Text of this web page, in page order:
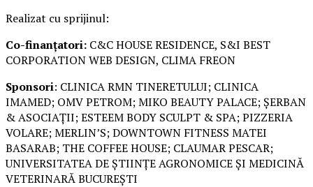
Realizat cu sprijinul:
Co-finanțatori: C&C HOUSE RESIDENCE, S&I BEST
CORPORATION WEB DESIGN, CLIMA FREON
Sponsori: CLINICA RMN TINERETULUI; CLINICA
IMAMED; OMV PETROM; MIKO BEAUTY PALACE; ȘERBAN
& ASOCIAȚII; ESTEEM BODY SCULPT & SPA; PIZZERIA
VOLARE; MERLIN’S; DOWNTOWN FITNESS MATEI
BASARAB; THE COFFEE HOUSE; CLAUMAR PESCAR;
UNIVERSITATEA DE ȘTIINȚE AGRONOMICE ȘI MEDICINĂ
VETERINARĂ BUCUREȘTI